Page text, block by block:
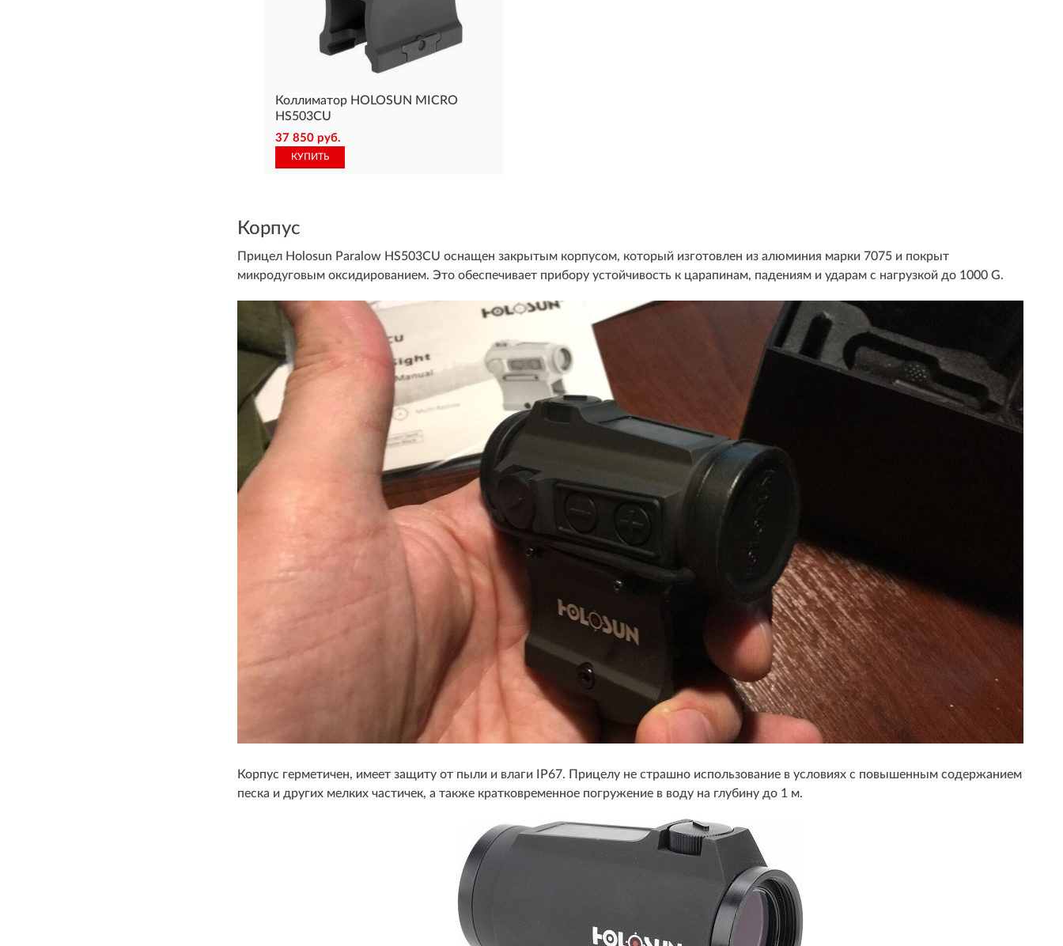
Коллиматор HOLOSUN MICRO
HS503CU
37 850 руб.
КУПИТЬ
Корпус
Прицел Holosun Paralow HS503CU оснащен закрытым корпусом, который изготовлен из алюминия марки 7075 и покрыт
микродуговым оксидированием. Это обеспечивает прибору устойчивость к царапинам, падениям и ударам с нагрузкой до 1000 G.
Корпус герметичен, имеет защиту от пыли и влаги IP67. Прицелу не страшно использование в условиях с повышенным содержанием
песка и других мелких частичек, а также кратковременное погружение в воду на глубину до 1 м.